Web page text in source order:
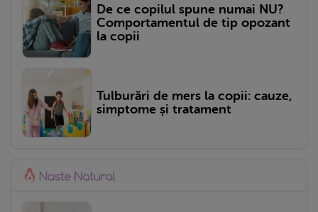
De ce copilul spune numai NU?
Comportamentul de tip opozant
la copii
Tulburări de mers la copii: cauze,
simptome și tratament